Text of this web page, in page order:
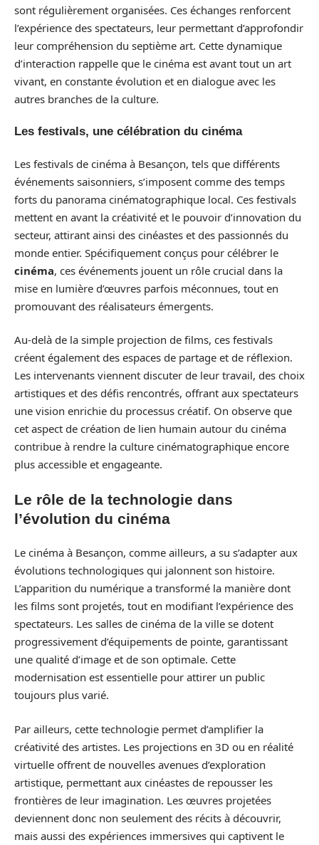
sont régulièrement organisées. Ces échanges renforcent
l’expérience des spectateurs, leur permettant d’approfondir
leur compréhension du septième art. Cette dynamique
d’interaction rappelle que le cinéma est avant tout un art
vivant, en constante évolution et en dialogue avec les
autres branches de la culture.
Les festivals, une célébration du cinéma
Les festivals de cinéma à Besançon, tels que différents
événements saisonniers, s’imposent comme des temps
forts du panorama cinématographique local. Ces festivals
mettent en avant la créativité et le pouvoir d’innovation du
secteur, attirant ainsi des cinéastes et des passionnés du
monde entier. Spécifiquement conçus pour célébrer le
cinéma, ces événements jouent un rôle crucial dans la
mise en lumière d’œuvres parfois méconnues, tout en
promouvant des réalisateurs émergents.
Au-delà de la simple projection de films, ces festivals
créent également des espaces de partage et de réflexion.
Les intervenants viennent discuter de leur travail, des choix
artistiques et des défis rencontrés, offrant aux spectateurs
une vision enrichie du processus créatif. On observe que
cet aspect de création de lien humain autour du cinéma
contribue à rendre la culture cinématographique encore
plus accessible et engageante.
Le rôle de la technologie dans
l’évolution du cinéma
Le cinéma à Besançon, comme ailleurs, a su s’adapter aux
évolutions technologiques qui jalonnent son histoire.
L’apparition du numérique a transformé la manière dont
les films sont projetés, tout en modifiant l’expérience des
spectateurs. Les salles de cinéma de la ville se dotent
progressivement d’équipements de pointe, garantissant
une qualité d’image et de son optimale. Cette
modernisation est essentielle pour attirer un public
toujours plus varié.
Par ailleurs, cette technologie permet d’amplifier la
créativité des artistes. Les projections en 3D ou en réalité
virtuelle offrent de nouvelles avenues d’exploration
artistique, permettant aux cinéastes de repousser les
frontières de leur imagination. Les œuvres projetées
deviennent donc non seulement des récits à découvrir,
mais aussi des expériences immersives qui captivent le